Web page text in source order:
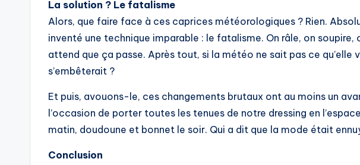
La solution ? Le fatalisme
Alors, que faire face à ces caprices météorologiques ? Rien.
inventé une technique imparable : le fatalisme. On râle, on soupire,
attend que ça passe. Après tout, si la météo ne sait pas ce qu’elle
s’embêterait ?
Et puis, avouons-le, ces changements brutaux ont au moins un
l’occasion de porter toutes les tenues de notre dressing en
matin, doudoune et bonnet le soir. Qui a dit que la mode était
Conclusion